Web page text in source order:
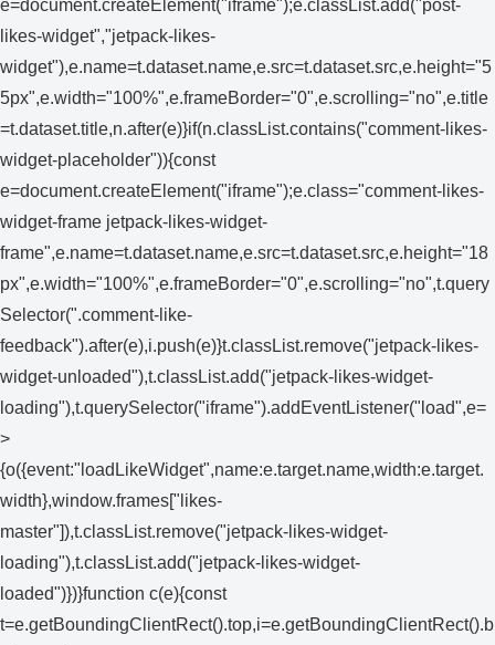
e=document.createElement("iframe");e.classList.add("post-
likes-widget","jetpack-likes-
widget"),e.name=t.dataset.name,e.src=t.dataset.src,e.height="5
5px",e.width="100%",e.frameBorder="0",e.scrolling="no",e.title
=t.dataset.title,n.after(e)}if(n.classList.contains("comment-likes-
widget-placeholder")){const
e=document.createElement("iframe");e.class="comment-likes-
widget-frame jetpack-likes-widget-
frame",e.name=t.dataset.name,e.src=t.dataset.src,e.height="18
px",e.width="100%",e.frameBorder="0",e.scrolling="no",t.query
Selector(".comment-like-
feedback").after(e),i.push(e)}t.classList.remove("jetpack-likes-
widget-unloaded"),t.classList.add("jetpack-likes-widget-
loading"),t.querySelector("iframe").addEventListener("load",e=
>
{o({event:"loadLikeWidget",name:e.target.name,width:e.target.
width},window.frames["likes-
master"]),t.classList.remove("jetpack-likes-widget-
loading"),t.classList.add("jetpack-likes-widget-
loaded")})}function c(e){const
t=e.getBoundingClientRect().top,i=e.getBoundingClientRect().b